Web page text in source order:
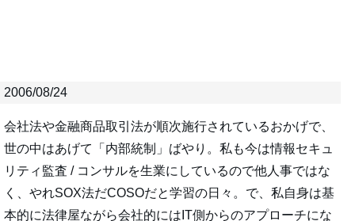
2006/08/24
会社法や金融商品取引法が順次施行されているおかげで、
世の中はあげて「内部統制」ばやり。私も今は情報セキュ
リティ監査 / コンサルを生業にしているので他人事ではな
く、やれSOX法だCOSOだと学習の日々。で、私自身は基
本的に法律屋ながら会社的にはIT側からのアプローチにな